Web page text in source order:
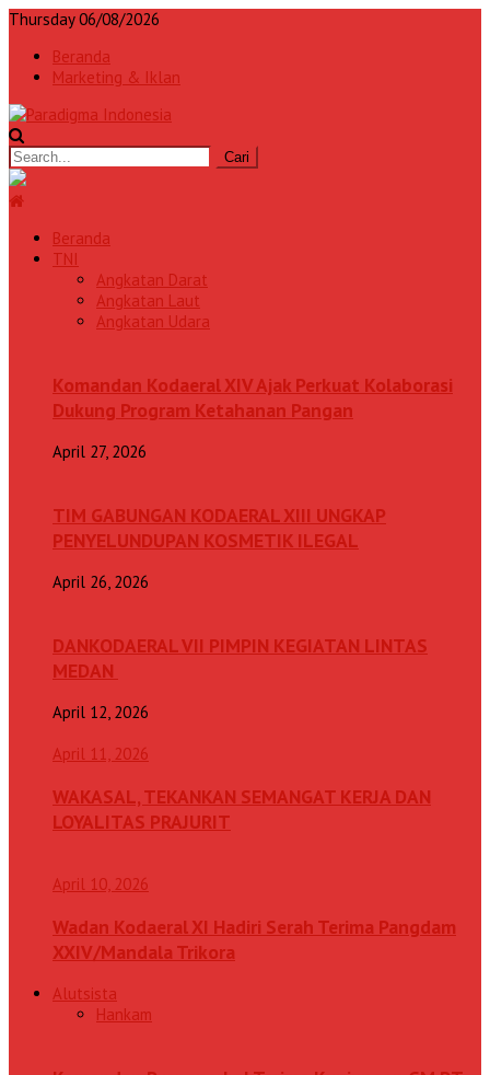
Thursday 06/08/2026
Beranda
Marketing & Iklan
Beranda
TNI
Angkatan Darat
Angkatan Laut
Angkatan Udara
Komandan Kodaeral XIV Ajak Perkuat Kolaborasi
Dukung Program Ketahanan Pangan
April 27, 2026
TIM GABUNGAN KODAERAL XIII UNGKAP
PENYELUNDUPAN KOSMETIK ILEGAL
April 26, 2026
DANKODAERAL VII PIMPIN KEGIATAN LINTAS
MEDAN
April 12, 2026
April 11, 2026
WAKASAL, TEKANKAN SEMANGAT KERJA DAN
LOYALITAS PRAJURIT
April 10, 2026
Wadan Kodaeral XI Hadiri Serah Terima Pangdam
XXIV/Mandala Trikora
Alutsista
Hankam